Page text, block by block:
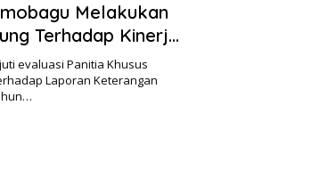
Melakukan
Terhadap Kinerja
evaluasi Panitia Khusus
Laporan Keterangan